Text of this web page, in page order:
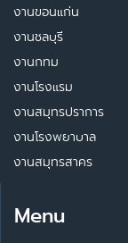
งานขอนแก่น
งานชลบุรี
งานกทม
งานโรงแรม
งานสมุทรปราการ
งานโรงพยาบาล
งานสมุทรสาคร
Menu